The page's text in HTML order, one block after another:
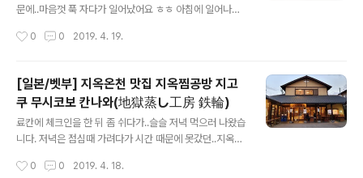
가기로 했습니다.교토에 위치한 곳 라멘집인가봐요. 한국
라멘집이라고 하네요 ㅎㅎ 어머니는 농축간장라멘, 저는
문에..마음껏 푹 자다가 일어났어요 ㅎㅎ 아침에 일어나서
가 살짝 아쉬운거 같네요..^^:그래도 아침 분위기를 즐기기
로 예매를 해서 11시까지 료칸에서 더 쉬었어요 ㅎㅎ참고
로 이로하 료칸의 체크아웃은 12시까지라.. 정말 여유있게
푹 쉴 수 있었습니다. 그러다가 아침부터 생맥주 한잔씩 또
하고..ㅋㅋ좋은 날씨에 마시는 맥주는 언제나 좋네요^^ 솔
직히 이 료칸에서 하루 더 보내고 싶었던..그만큼 참 좋았던
옥찜공방 지고쿠 무시코보 칸나와(地獄蒸し工房 鉄輪)
0 0 2019. 4. 19.
[일본/벳부] 지옥온천 맛집 지옥찜공방 지고
쿠 무시코보 칸나와(地獄蒸し工房 鉄輪)
료칸에 체크인을 한 뒤 좀 쉬다가..슬슬 저녁 먹으러 나왔습
니다. 저녁은 점심때 가려다가 시간 때문에 못갔던..지옥찜
가보기로 했어요. 위치는 칸나와 1번 버스 터미널 바로 옆
0 0 2019. 4. 18.